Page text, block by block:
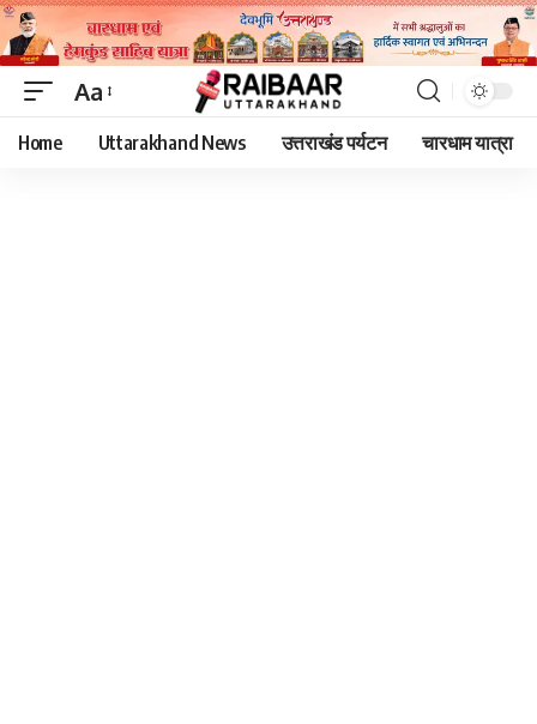
Font
Resizer
Aa
Home Uttarakhand News उत्तराखंड पर्यटन चारधाम यात्रा